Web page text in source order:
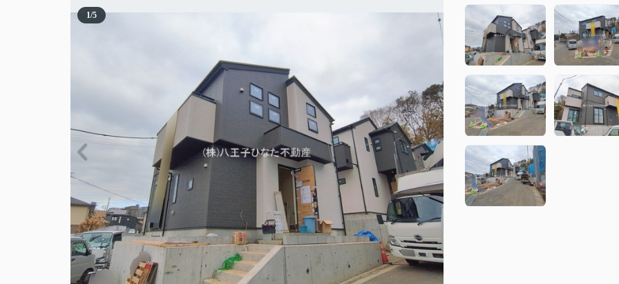
1/5